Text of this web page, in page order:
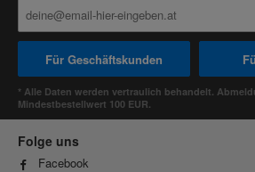
Für Geschäftskunden
* Alle Daten werden vertraulich behandelt.
Mindestbestellwert 100 EUR.
Folge uns
Facebook